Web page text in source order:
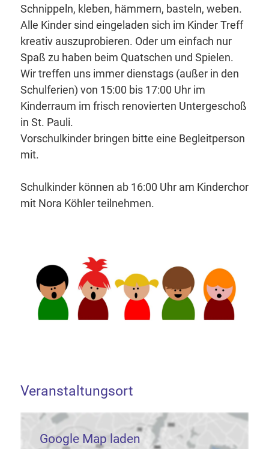
Schnippeln, kleben, hämmern, basteln, weben.
Alle Kinder sind eingeladen sich im Kinder Treff
kreativ auszuprobieren. Oder um einfach nur
Spaß zu haben beim Quatschen und Spielen.
Wir treffen uns immer dienstags (außer in den
Schulferien) von 15:00 bis 17:00 Uhr im
Kinderraum im frisch renovierten Untergeschoß
in St. Pauli.
Vorschulkinder bringen bitte eine Begleitperson
mit.
Schulkinder können ab 16:00 Uhr am Kinderchor
mit Nora Köhler teilnehmen.
Veranstaltungsort
Google Map laden